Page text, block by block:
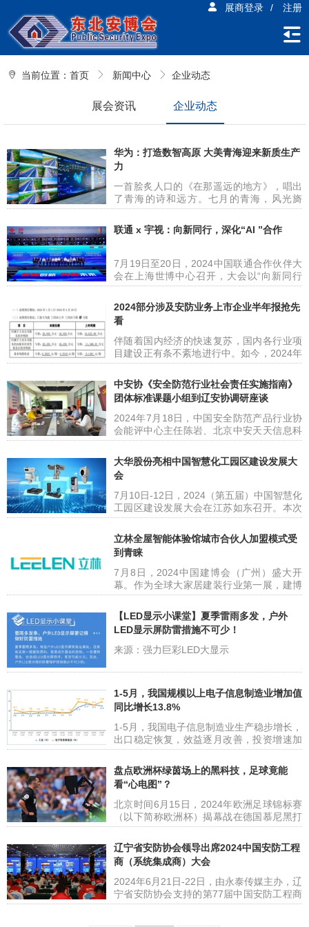
展商登录 / 注册
当前位置： 首页 新闻中心 企业动态
展会资讯 企业动态
华为：打造数智高原 大美青海迎来新质生产
力
一首脍炙人口的《在那遥远的地方》，唱出
了青海的诗和远方。七月的青海，风光旖
旎，气候宜人，驱车前往青海省海南州的路
上，碧绿的草原生机盎然，环湖的金色油菜
花竞相绽放，成群的牛羊悠闲的散步，远处
让青海美得十分惊艳。 从西宁出发到海东，
一直行进到青海海南州府的共和县，沿途的
绿色数据中心、一座座基站、一条条光缆、
云、AI等数字
联通 x 宇视：向新同行，深化“AI ”合作
7月19日至20日，2024中国联通合作伙伴大
会在上海世博中心召开，大会以“向新同行
共创智能新时代”为主题，汇聚合作伙伴、响
应时代号召、共绘向新蓝图。 宇视与中国联
通在政企ICT市场已有多年合作，本次宇视
受邀出席大会“数智创新论坛”，参与“AI+数
智创新”行动计划发布仪式、 “AI+数智创
新”联合体成立仪式，并荣获AI创新领航伙伴
奖项，充分展现双方在AI数智创新领域的紧
2024部分涉及安防业务上市企业半年报抢先
看
伴随着国内经济的快速复苏，国内各行业项
目建设正有条不紊地进行中。如今，2024年
已过半，市场普遍关注各行业企业取得怎样
的效果。截止7月中旬，安防产业已有部分
企业发布企业中报预告。 为此，CPS中安网
整理部分涉及安防业务上市企业已公布的
2024半年报预告供安防同仁们查看，具体如
下！ 千方科技：净利同比下降近100% 7月
10日晚，千方科技发布2024半年业绩预告，
中安协《安全防范行业社会责任实施指南》
团体标准课题小组到辽安协调研座谈
2024年7月18日，中国安全防范产品行业协
会能评中心主任陈岩、北京中安天天信息科
技有限公司运营总监王晓会到访辽宁省安防
协会，就《安全防范行业社会责任实施指
南》团体标准的立项、编制、宣贯等内容进
行调研。协会张立群会长、王启扬秘书长、
赵宇副秘书长参加座谈会。座谈会现场陈岩
主任、王晓会总监 座谈会上，陈岩主任和王
晓会总监对此项团体标准进行了详细介绍。
施社会责
大华股份亮相中国智慧化工园区建设发展大
会
7月10日-12日，2024（第五届）中国智慧化
工园区建设发展大会在江苏如东召开。本次
会议邀请全国近百家智慧化工园区（含建设
期）单位及行业信息化专家、技术支撑单
位，围绕化工园区智慧化建设与管理经验、
新技术在智慧化工园区建设中的应用等内容
展开研讨。 会上，中国石油和化学工业联合
会化工园区工作委员会公布了“第四批智慧化
工园区适用技术名录”，大华股份“慧视智眼
立林全屋智能体验馆城市合伙人加盟模式受
到青睐
7月8日，2024中国建博会（广州）盛大开
幕。作为全球大家居建装行业第一展，建博
会（广州）一直以来都是立林面向智能家居
行业展示创新成果的重要平台。 今年，立林
携最强产品阵容亮相A区2.1-17展位，并带
来创新升级的立林全屋智能模式，助力经销
商共赢全屋智能·家居整装万亿市场。 智能
旧房翻新、局部微改、改善型装修等潜在新
【LED显示小课堂】夏季雷雨多发，户外
LED显示屏防雷措施不可少！
来源：强力巨彩LED大显示
1-5月，我国规模以上电子信息制造业增加值
同比增长13.8%
1-5月，我国电子信息制造业生产稳步增长，
出口稳定恢复，效益逐月改善，投资增速加
快，行业整体增势明显。 一、生产稳步增长
1-5月，规模以上电子信息制造业增加值同比
增长13.8%，增速分别比同期工业、高技术
制造业高7.6个和5.1个百分点。5月份，规模
以上电子信息制造业增加值同比增长
14.5%。图1 电子信息制造业和工业增加值
累计增速 1-5月，主要产品中，手机产量6.2
盘点欧洲杯绿茵场上的黑科技，足球竟能
看“心电图”？
北京时间6月15日，2024年欧洲足球锦标赛
（以下简称欧洲杯）揭幕战在德国慕尼黑打
响，由东道主德国队对阵苏格兰队。在90分
钟的比赛里，“连接球”技术首次登上欧洲杯
舞台，“德国战车”身着新战袍驰骋球场……
体育赛事是运动员的竞技场，也是展示科技
成果的窗口。从足球到球衣，再到一枚看似
普通的戒指，当高科技与体育结合，擦出了
不一样的火花。应用“连接球”技术 欧洲杯的
辽宁省安防协会领导出席2024中国安防工程
商（系统集成商）大会
2024年6月21日-22日，由永泰传媒主办，辽
宁省安防协会支持的第77届中国安防工程商
(系统集成商)大会在沈阳召开，行业专家和